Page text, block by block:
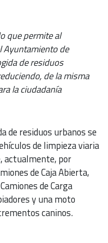
que permite al
Ayuntamiento de
de residuos
de la misma
la ciudadanía
de residuos urbanos se
de limpieza viaria
actualmente, por
de Caja Abierta,
de Carga
y una moto
caninos.